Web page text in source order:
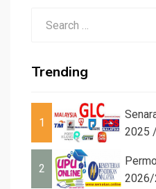
Trending
1
2025
2